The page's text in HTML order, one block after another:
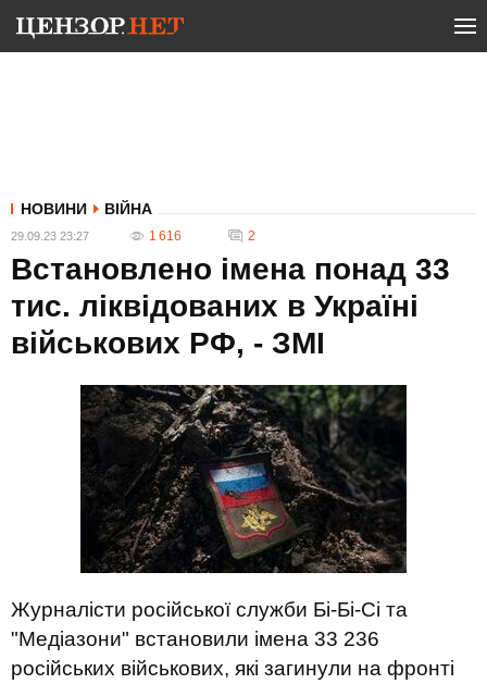
НОВИНИ ВІЙНА
29.09.23 23:27 1 616 2
Встановлено імена понад 33
тис. ліквідованих в Україні
військових РФ, - ЗМІ
Журналісти російської служби Бі-Бі-Сі та
"Медіазони" встановили імена 33 236
російських військових, які загинули на фронті